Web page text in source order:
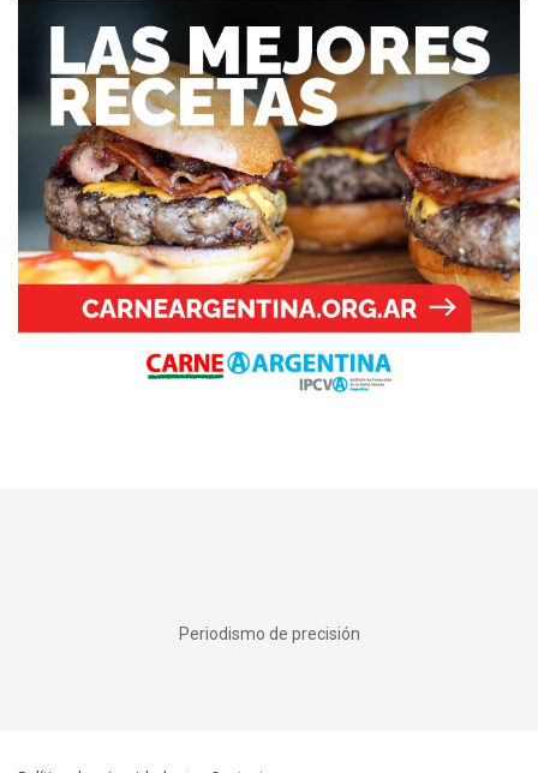
Periodismo de precisión